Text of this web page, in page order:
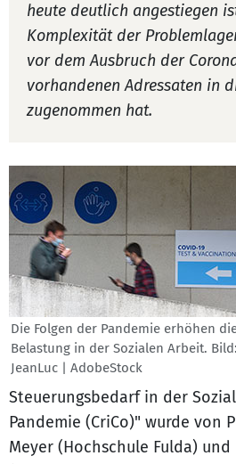
heute deutlich angestiegen
Komplexität der
vor dem Ausbruch der
vorhandenen Adressaten in
zugenommen hat.
Die Folgen der Pandemie erhöhen
Belastung in der Sozialen Arbeit. Bild:
JeanLuc | AdobeStock
Steuerungsbedarf in der
Pandemie (CriCo)" wurde von
Meyer (Hochschule Fulda) und